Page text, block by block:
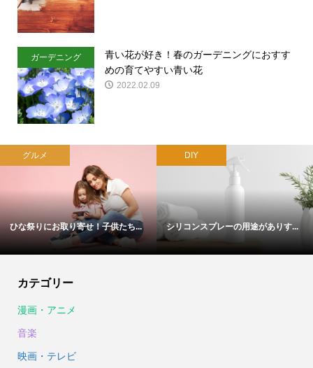
ガーデニング
青い花が好き！春のガーデニングにおすす
めの育てやすい青い花
2022.02.09
グルメ
ひな祭りにお取り寄せ！子供たち...
DIY
シリコンスプレーの用途がありす...
カテゴリー
漫画・アニメ
音楽
映画・テレビ